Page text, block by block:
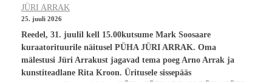
JÜRI ARRAK
25. juuli 2026
Reedel, 31. juulil kell 15.00kutsume Mark Soosaare
kuraatorituurile näitusel PÜHA JÜRI ARRAK. Oma
mälestusi Jüri Arrakust jagavad tema poeg Arno Arrak ja
kunstiteadlane Rita Kroon. Üritusele sissepääs